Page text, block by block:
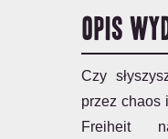
OPIS
Czy
przez chaos
Freiheit